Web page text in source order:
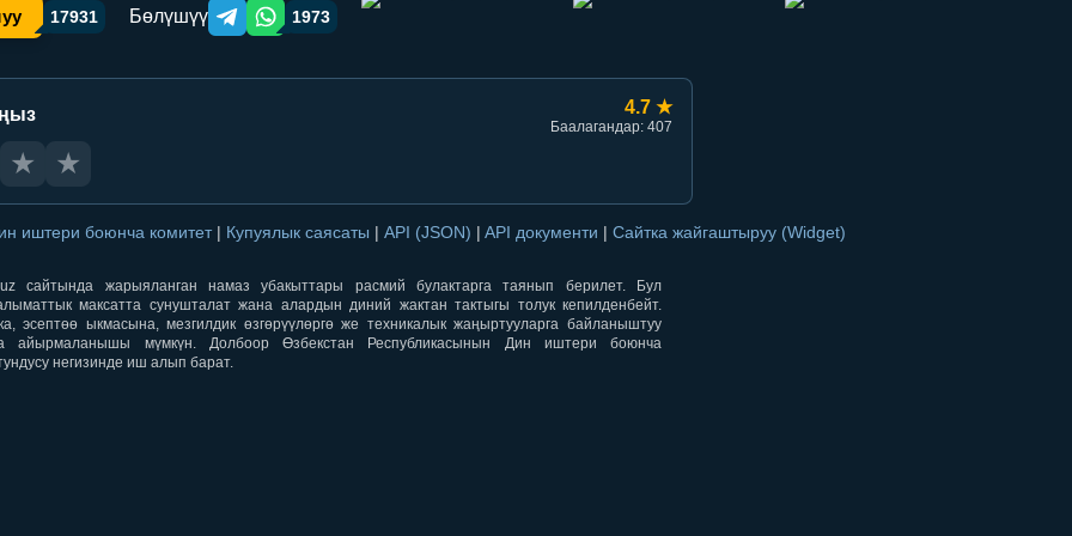
17931 Бөлүшүү Telegram orqali ulashish
WhatsApp orqali ulashish
1973
4.7 ★
Баалагандар: 407
★ ★
иштери боюнча комитет | Купуялык саясаты | API (JSON) | API документи | Сайтка жайгаштыруу (Widget)
сайтында жарыяланган намаз убакыттары расмий булактарга таянып берилет. Бул
максатта сунушталат жана алардын диний жактан тактыгы толук кепилденбейт.
эсептөө ыкмасына, мезгилдик өзгөрүүлөргө же техникалык жаңыртууларга байланыштуу
айырмаланышы мүмкүн. Долбоор Өзбекстан Республикасынын Дин иштери боюнча
негизинде иш алып барат.